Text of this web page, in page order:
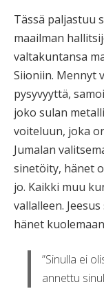
Tässä paljastuu
maailman
valtakuntansa
Siioniin. Mennyt
pysyvyyttä,
joko sulan
voiteluun, joka
Jumalan
sinetöity, hänet
jo. Kaikki muu
vallalleen.
hänet
”Sinulla ei
annettu